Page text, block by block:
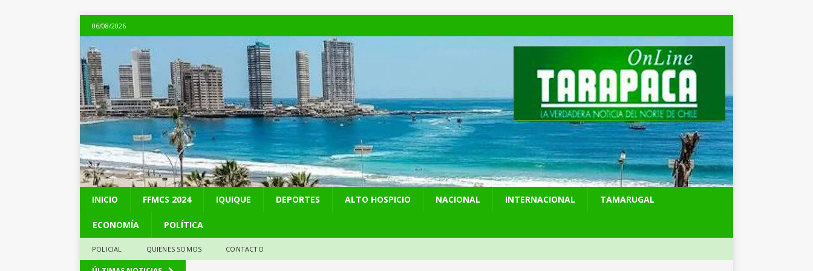
06/08/2026
INICIO FFMCS 2024 IQUIQUE DEPORTES ALTO HOSPICIO NACIONAL INTERNACIONAL TAMARUGAL
ECONOMÍA POLÍTICA
POLICIAL QUIENES SOMOS CONTACTO